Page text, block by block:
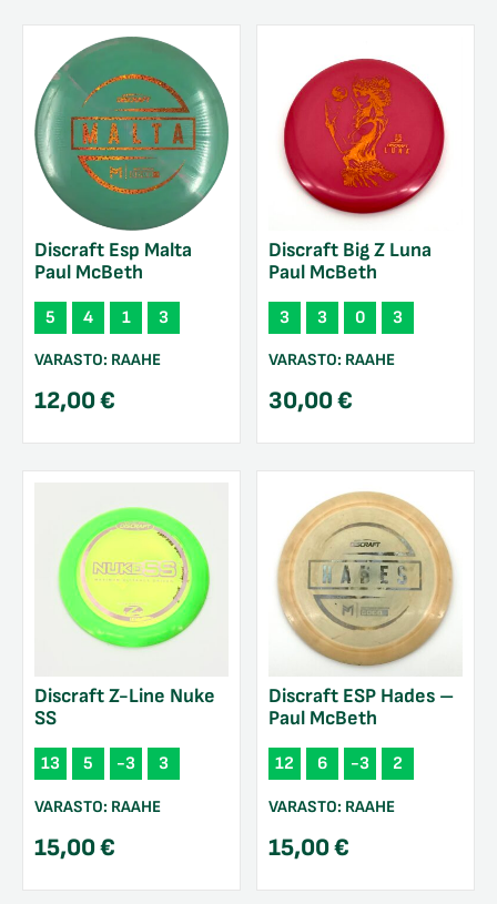
Discraft Esp Malta
Paul McBeth
5 4 1 3
VARASTO: RAAHE
12,00€
Discraft Big Z Luna
Paul McBeth
3 3 0 3
VARASTO: RAAHE
30,00€
Discraft Z-Line Nuke
SS
13 5 -3 3
VARASTO: RAAHE
15,00€
Discraft ESP Hades –
Paul McBeth
12 6 -3 2
VARASTO: RAAHE
15,00€